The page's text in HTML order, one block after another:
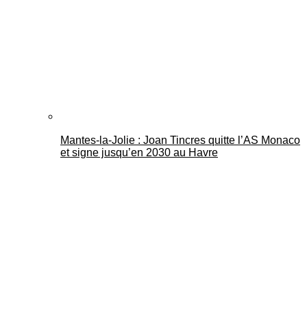
Mantes-la-Jolie : Joan Tincres quitte l’AS Monaco
et signe jusqu’en 2030 au Havre